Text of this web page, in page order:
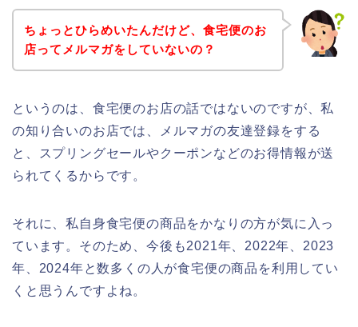
ちょっとひらめいたんだけど、食宅便のお
店ってメルマガをしていないの？
というのは、食宅便のお店の話ではないのですが、私
の知り合いのお店では、メルマガの友達登録をする
と、スプリングセールやクーポンなどのお得情報が送
られてくるからです。
それに、私自身食宅便の商品をかなりの方が気に入っ
ています。そのため、今後も2021年、2022年、2023
年、2024年と数多くの人が食宅便の商品を利用してい
くと思うんですよね。